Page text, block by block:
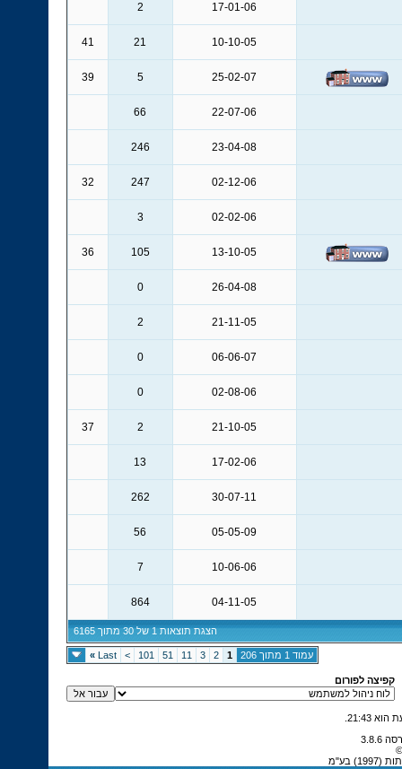
17-01-06
2
10-10-05
21
41
25-02-07
5
39
22-07-06
66
23-04-08
246
02-12-06
247
32
02-02-06
3
13-10-05
105
36
26-04-08
0
21-11-05
2
06-06-07
0
02-08-06
0
21-10-05
2
37
17-02-06
13
30-07-11
262
05-05-09
56
10-06-06
7
04-11-05
864
הצגת תוצאות 1 של 30 מתוך 6165
עמוד 1 מתוך 206 1
2
3
11
51
101
>
Last
»
קפיצה לפורום
21:43
בע"מ